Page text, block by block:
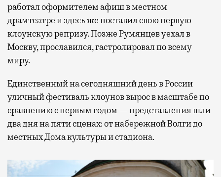
работал оформителем афиш в местном
драмтеатре и здесь же поставил свою первую
клоунскую репризу. Позже Румянцев уехал в
Москву, прославился, гастролировал по всему
миру.
Единственный на сегодняшний день в России
уличный фестиваль клоунов вырос в масштабе по
сравнению с первым годом — представления шли
два дня на пяти сценах: от набережной Волги до
местных Дома культуры и стадиона.